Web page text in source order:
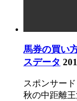
馬券の買い
スデータ
スポンサー
秋の中距離